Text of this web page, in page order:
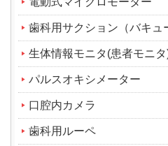
歯科用サクション（バキュ
生体情報モニタ(患者モニ
パルスオキシメーター
口腔内カメラ
歯科用ルーペ